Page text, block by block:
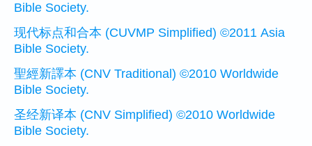
Bible Society.
现代标点和合本 (CUVMP Simplified) ©2011 Asia
Bible Society.
聖經新譯本 (CNV Traditional) ©2010 Worldwide
Bible Society.
圣经新译本 (CNV Simplified) ©2010 Worldwide
Bible Society.